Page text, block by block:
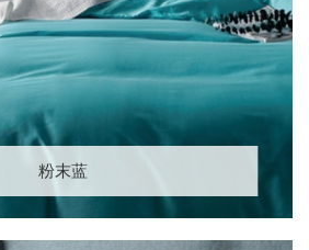
粉末蓝